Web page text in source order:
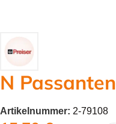
N Passanten
Artikelnummer: 2-79108